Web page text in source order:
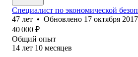
Специалист по экономической
47 лет • Обновлено 17 октября 2017
40 000 ₽
Общий опыт
14 лет 10 месяцев